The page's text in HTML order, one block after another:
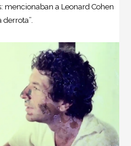
mencionaban a Leonard Cohen